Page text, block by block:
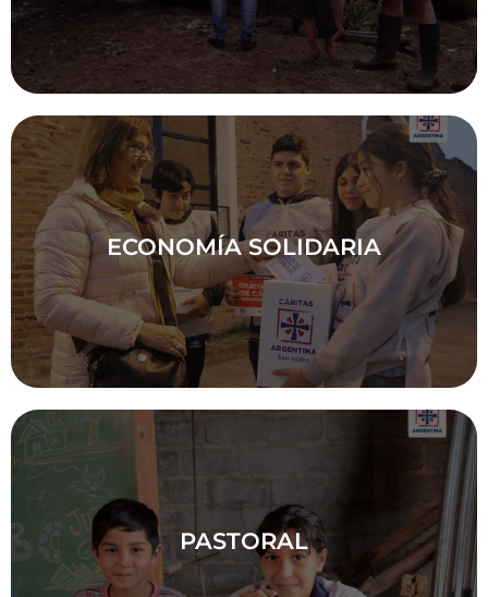
ECONOMÍA SOLIDARIA
ECONOMÍA SOLIDARIA
Conoce el trabajo que hacemos desde Cáritas
Bahía Blanca
PASTORAL
PASTORAL
Conoce el trabajo que hacemos desde Cáritas
Bahía Blanca